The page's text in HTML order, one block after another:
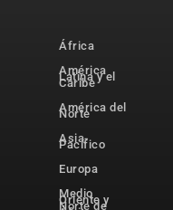
África
América
Latina y el
Caribe
América del
Norte
Asia-
Pacífico
Europa
Medio
Oriente y
Norte de